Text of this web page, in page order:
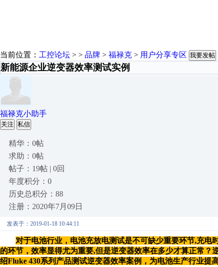
当前位置： 工控论坛 > > 品牌 > 福禄克 > 用户分享专区 我要发帖
新能源企业逆变器效率测试实例
福禄克小助手
关注 私信
精华：0帖
求助：0帖
帖子：19帖 | 0回
年度积分：0
历史总积分：88
注册：2020年7月09日
发表于：2019-01-18 10:44:11
对于电池行业，电池充放电测试是不可缺少重要环节,充
的环节，效率显得尤为重要,但是逆变器效率在多少才算正常
绍Fluke 430系列产品测试逆变器效率案例，为电池生产行业提